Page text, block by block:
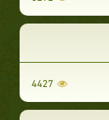
4427